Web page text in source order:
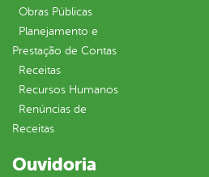
Obras Públicas
Planejamento e
Prestação de Contas
Receitas
Recursos Humanos
Renúncias de
Receitas
Ouvidoria